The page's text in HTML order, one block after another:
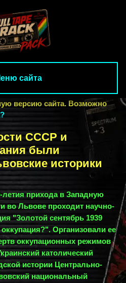
сайта
версию сайта. Возможно
СССР и
были
историки
летия прихода в Западную
во Львове проходит научно-
"Золотой сентябрь 1939
Организовали ее
оккупационных режимов
католический
истории Центрально-
национальный